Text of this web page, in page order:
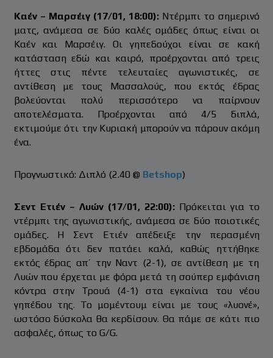
Καέν – Μαρσέιγ (17/01, 18:00): Ντέρμπι το σημερινό
ματς, ανάμεσα σε δύο καλές ομάδες όπως είναι οι
Καέν και Μαρσέιγ. Οι γηπεδούχοι είναι σε κακή
κατάσταση εδώ και καιρό, προέρχονται από τρεις
ήττες στις πέντε τελευταίες αγωνιστικές, σε
αντίθεση με τους Μασσαλούς, που εκτός έδρας
βολεύονται πολύ περισσότερο να παίρνουν
αποτελέσματα. Προέρχονται από 4/5 διπλά,
εκτιμούμε ότι την Κυριακή μπορούν να πάρουν ακόμη
ένα.
Προγνωστικό: Διπλό (2.40 @ Betshop)
Σεντ Ετιέν – Λυών (17/01, 22:00):Πρόκειται για το
ντέρμπι της αγωνιστικής, ανάμεσα σε δύο ποιοτικές
ομάδες. Η Σεντ Ετιέν απέδειξε την περασμένη
εβδομάδα ότι δεν πατάει καλά, καθώς ηττήθηκε
εκτός έδρας απ’ την Ναντ (2-1), σε αντίθεση με τη
Λυών που έρχεται με φόρα μετά τη σούπερ εμφάνιση
κόντρα στην Τρουά (4-1) στα εγκαίνια του νέου
γηπέδου της. Το μομέντουμ είναι με τους «λυονέ»,
ωστόσο δύσκολα θα κερδίσουν. Θα πάμε σε κάτι πιο
ασφαλές, όπως το G/G.